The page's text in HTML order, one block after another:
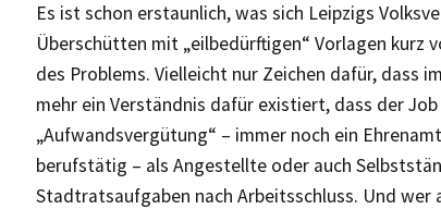
Es ist schon erstaunlich, was sich Leipzigs
Überschütten mit „eilbedürftigen“ Vorlagen kurz
des Problems. Vielleicht nur Zeichen dafür, dass
mehr ein Verständnis dafür existiert, dass der
„Aufwandsvergütung“ – immer noch ein
berufstätig – als Angestellte oder auch
Stadtratsaufgaben nach Arbeitsschluss. Und wer